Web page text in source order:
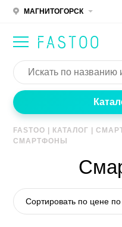
МАГНИТОГОРСК
FASTOO КАТАЛОГ |
СМАРТФОНЫ
Сортировать по цене